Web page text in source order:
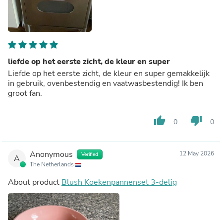
liefde op het eerste zicht, de kleur en super
Liefde op het eerste zicht, de kleur en super gemakkelijk
in gebruik, ovenbestendig en vaatwasbestendig! Ik ben
groot fan.
thumb_up 0 thumb_down 0
A Anonymous Verified
The Netherlands
12 May 2026
About product Blush Koekenpannenset 3-delig